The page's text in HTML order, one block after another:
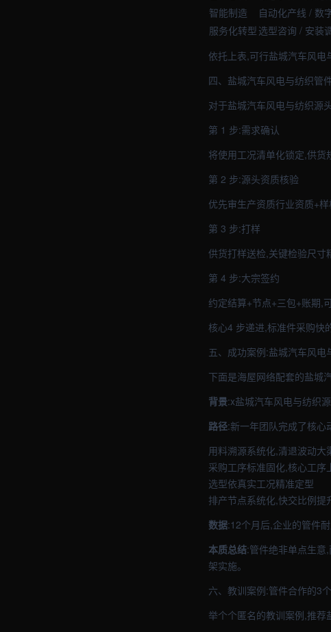
智能制造
自动化产线 / 数
服务化转型 选型咨询 / 安装
依托上表,可行盐城汽车风电
四、盐城汽车风电与纺织管
对于盐城汽车风电与纺织源
第 1 步:需求确认
将使用工况清单化锁定,供
第 2 步:源头资质核验
优先审生产资质行业资质+
第 3 步:打样
供货打样送检,关键检验尺寸
第 4 步:大宗签约
约定结算+节点+三包+账期,
核心4 步递进,标准件采购快
五、成功案例:盐城汽车风
下面是海屋网络配套的盐城
背景:x盐城汽车风电与纺织
路径:新一年团队完成了核心
用料溯源系统化,清退波动大
采购工序标准固化,核心工序
选型依真实工况精准定型
排产节点系统化,快交比例提
数据:12个月后,企业的管件
本质总结:管件绝非单点生意
架实施。
六、教训案例:管件合作的3
举个个匿名的教训案例,推